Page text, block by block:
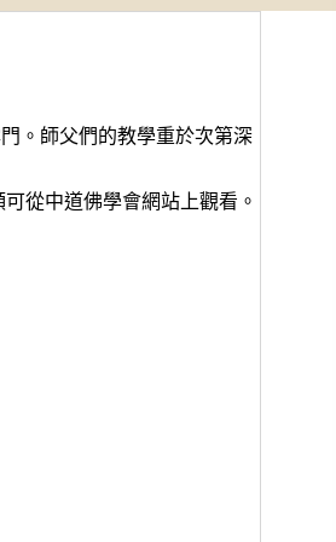
。師父們的教學重於次第深
從中道佛學會網站上觀看。